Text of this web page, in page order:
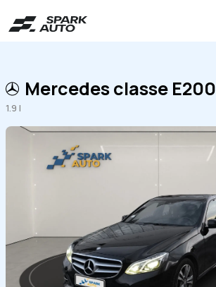
Mercedes classe E200
1.9 l